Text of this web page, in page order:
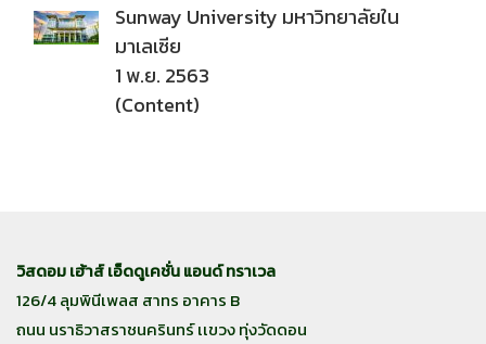
Sunway University มหาวิทยาลัยใน
มาเลเซีย
1 พ.ย. 2563
(Content)
วิสดอม เฮ้าส์ เอ็ดดูเคชั่น แอนด์ ทราเวล
126/4 ลุมพินีเพลส สาทร อาคาร B
ถนน นราธิวาสราชนครินทร์ เเขวง ทุ่งวัดดอน